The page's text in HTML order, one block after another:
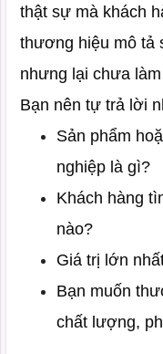
thật sự mà khách
thương hiệu mô tả
nhưng lại chưa
Bạn nên tự trả lời
Sản phẩm
nghiệp là gì?
Khách hàng
nào?
Giá trị lớn
Bạn muốn
chất lượng,